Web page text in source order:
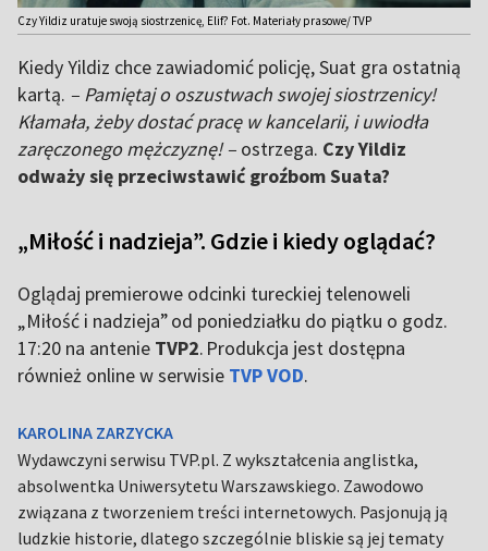
Czy Yildiz uratuje swoją siostrzenicę, Elif? Fot. Materiały prasowe/ TVP
Kiedy Yildiz chce zawiadomić policję, Suat gra ostatnią
kartą. – Pamiętaj o oszustwach swojej siostrzenicy!
Kłamała, żeby dostać pracę w kancelarii, i uwiodła
zaręczonego mężczyznę! – ostrzega. Czy Yildiz
odważy się przeciwstawić groźbom Suata?
„Miłość i nadzieja”. Gdzie i kiedy oglądać?
Oglądaj premierowe odcinki tureckiej telenoweli
„Miłość i nadzieja” od poniedziałku do piątku o godz.
17:20 na antenie TVP2. Produkcja jest dostępna
również online w serwisie TVP VOD.
KAROLINA ZARZYCKA
Wydawczyni serwisu TVP.pl. Z wykształcenia anglistka,
absolwentka Uniwersytetu Warszawskiego. Zawodowo
związana z tworzeniem treści internetowych. Pasjonują ją
ludzkie historie, dlatego szczególnie bliskie są jej tematy